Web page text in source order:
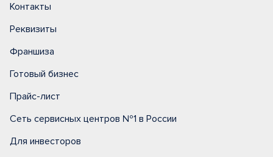
Контакты
Реквизиты
Франшиза
Готовый бизнес
Прайс-лист
Сеть сервисных центров №1 в России
Для инвесторов